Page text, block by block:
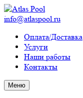
info@atlaspool.ru
Оплата/Доставка
Услуги
Наши работы
Контакты
Меню